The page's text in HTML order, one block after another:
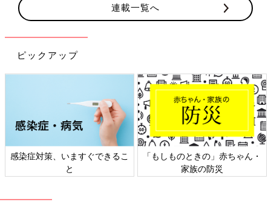
連載一覧へ
ピックアップ
日本外来小児科学会リーフレッ
ト検討会
六星占術 細木かおりさんの人生
相談